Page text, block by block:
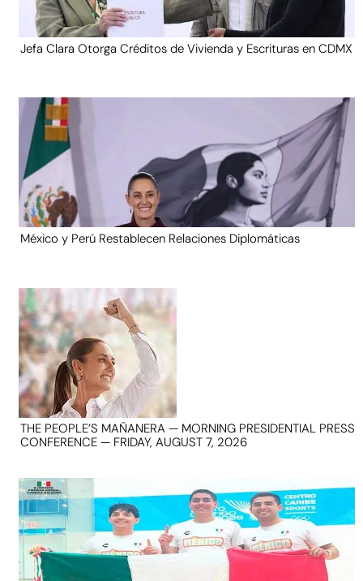
Jefa Clara Otorga Créditos de Vivienda y Escrituras en CDMX
México y Perú Restablecen Relaciones Diplomáticas
THE PEOPLE’S MAÑANERA — MORNING PRESIDENTIAL PRESS
CONFERENCE — FRIDAY, AUGUST 7, 2026